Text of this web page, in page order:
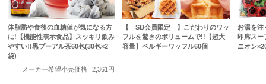
体脂肪や食後の血糖値が気になる方
に!【機能性表示食品】スッキリ飲み
やすい!!黒プーアル茶60包(30包×2
袋)
メーカー希望小売価格
2,361円
【 SB会員限定 】こだわりのワッ
フルを驚きのボリュームで!!【超大
容量】ベルギーワッフル60個
お湯を注
即席スー
ニオン